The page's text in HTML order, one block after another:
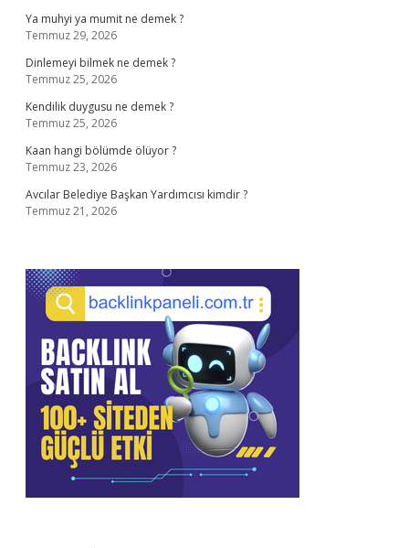
Ya muhyi ya mumit ne demek ?
Temmuz 29, 2026
Dinlemeyi bilmek ne demek ?
Temmuz 25, 2026
Kendilik duygusu ne demek ?
Temmuz 25, 2026
Kaan hangi bölümde ölüyor ?
Temmuz 23, 2026
Avcılar Belediye Başkan Yardımcısı kimdir ?
Temmuz 21, 2026